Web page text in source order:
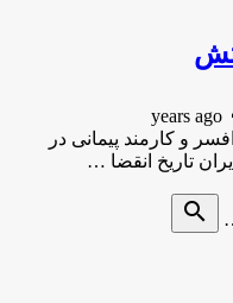
و کارمند پیمانی در
تاریخ انقضا …
search